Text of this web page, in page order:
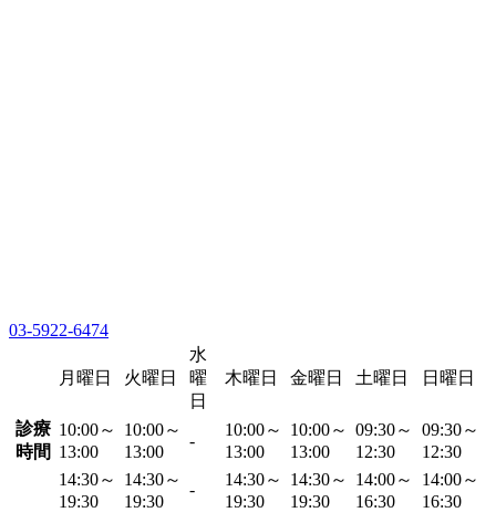
03-5922-6474
月曜日 火曜日
水
曜
日
木曜日 金曜日 土曜日 日曜日
診療
時間
10:00～
13:00
10:00～
13:00
-
10:00～
13:00
10:00～
13:00
09:30～
12:30
09:30～
12:30
14:30～
19:30
14:30～
19:30
-
14:30～
19:30
14:30～
19:30
14:00～
16:30
14:00～
16:30